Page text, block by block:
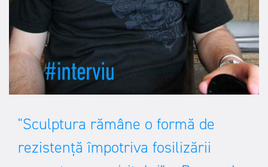
"Sculptura rămâne o formă de
rezistență împotriva fosilizării